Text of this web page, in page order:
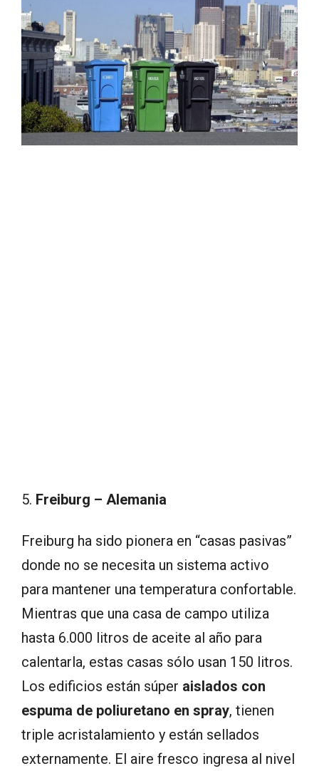
5. Freiburg – Alemania
Freiburg ha sido pionera en “casas pasivas”
donde no se necesita un sistema activo
para mantener una temperatura confortable.
Mientras que una casa de campo utiliza
hasta 6.000 litros de aceite al año para
calentarla, estas casas sólo usan 150 litros.
Los edificios están súper aislados con
espuma de poliuretano en spray, tienen
triple acristalamiento y están sellados
externamente. El aire fresco ingresa al nivel